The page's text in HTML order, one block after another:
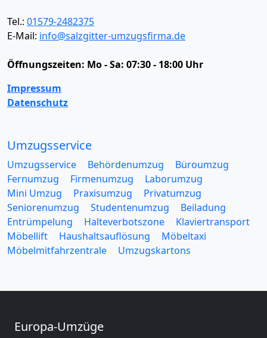
Tel.: 01579-2482375
E-Mail: info@salzgitter-umzugsfirma.de
Öffnungszeiten: Mo - Sa: 07:30 - 18:00 Uhr
Impressum
Datenschutz
Umzugsservice
Umzugsservice Behördenumzug
Büroumzug
Fernumzug
Firmenumzug
Laborumzug
Mini Umzug
Praxisumzug
Privatumzug
Seniorenumzug
Studentenumzug
Beiladung
Entrümpelung
Halteverbotszone
Klaviertransport
Möbellift
Haushaltsauflösung
Möbeltaxi
Möbelmitfahrzentrale
Umzugskartons
Europa-Umzüge